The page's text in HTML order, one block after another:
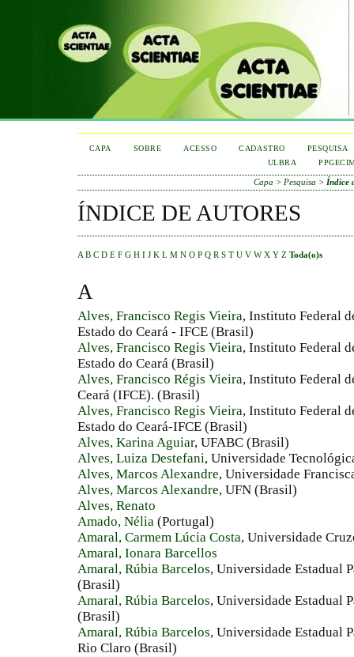
CAPA SOBRE ACESSO CADASTRO
PESQUISA
ULBRA
Capa > Pesquisa > Índice
ÍNDICE DE AUTORES
A B C D E F G H I J K L M N O P Q R S T U V W X Y Z Toda(o)s
A
Alves, Francisco Regis Vieira, Instituto Federal
Estado do Ceará - IFCE (Brasil)
Alves, Francisco Regis Vieira, Instituto Federal
Estado do Ceará (Brasil)
Alves, Francisco Régis Vieira, Instituto Federal
Ceará (IFCE). (Brasil)
Alves, Francisco Regis Vieira, Instituto Federal
Estado do Ceará-IFCE (Brasil)
Alves, Karina Aguiar, UFABC (Brasil)
Alves, Luiza Destefani, Universidade
Alves, Marcos Alexandre, Universidade
Alves, Marcos Alexandre, UFN (Brasil)
Alves, Renato
Amado, Nélia (Portugal)
Amaral, Carmem Lúcia Costa, Universidade
Amaral, Ionara Barcellos
Amaral, Rúbia Barcelos, Universidade Estadual
(Brasil)
Amaral, Rúbia Barcelos, Universidade Estadual
(Brasil)
Amaral, Rúbia Barcelos, Universidade Estadual
Rio Claro (Brasil)